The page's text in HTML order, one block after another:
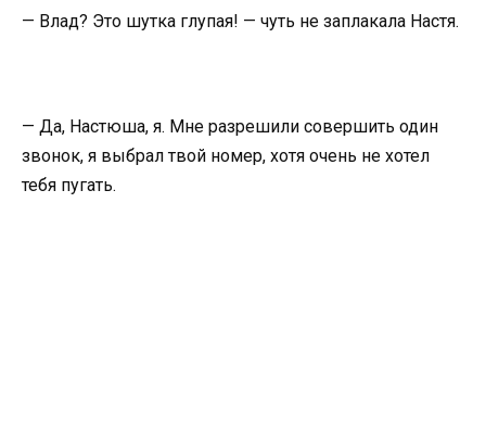
— Влад? Это шутка глупая! — чуть не заплакала Настя.
— Да, Настюша, я. Мне разрешили совершить один
звонок, я выбрал твой номер, хотя очень не хотел
тебя пугать.